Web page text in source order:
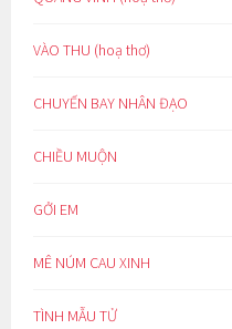
VÀO THU (hoạ thơ)
CHUYẾN BAY NHÂN ĐẠO
CHIỀU MUỘN
GỞI EM
MÊ NÚM CAU XINH
TÌNH MẪU TỬ